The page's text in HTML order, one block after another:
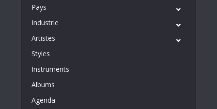
Pays
Industrie
Artistes
Styles
Instruments
Albums
Agenda